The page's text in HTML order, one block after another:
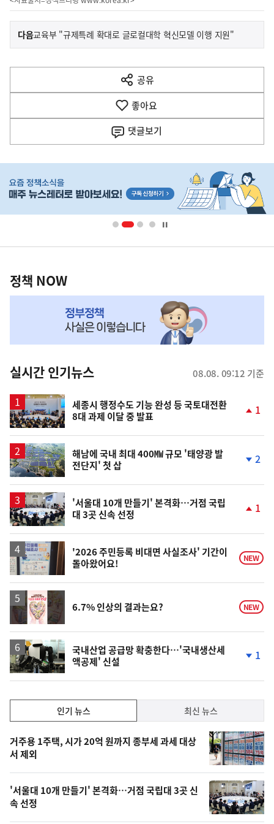
이
전
다
음
다음기
교육부 "규제특례 확대로 글로컬대학 혁신모델 이행 지원"
공유
열
기
좋아요
댓글보기
단
영
책
NOW,
뉴
스
정책 NOW
실시간 인기뉴스 08.08. 09:12 기준
세종시 행정수도 기능 완성 등 국토대전환
8대 과제 이달 중 발표
상
1
해남에 국내 최대 400㎿ 규모 '태양광 발
전단지' 첫 삽
하
2
'서울대 10개 만들기' 본격화…거점 국립
대 3곳 신속 선정
상
승
1
'2026 주민등록 비대면 사실조사' 기간이
돌아왔어요!
NEW
영
상
6.7% 인상의 결과는요? NEW
국내산업 공급망 확충한다…'국내생산세
액공제' 신설
하
락
1
인
기,
최
신,
오
늘
의
인기 뉴스 최신 뉴스
인
기
뉴
스
거주용 1주택, 시가 20억 원까지 종부세 과세 대상
서 제외
'서울대 10개 만들기' 본격화…거점 국립대 3곳 신
속 선정